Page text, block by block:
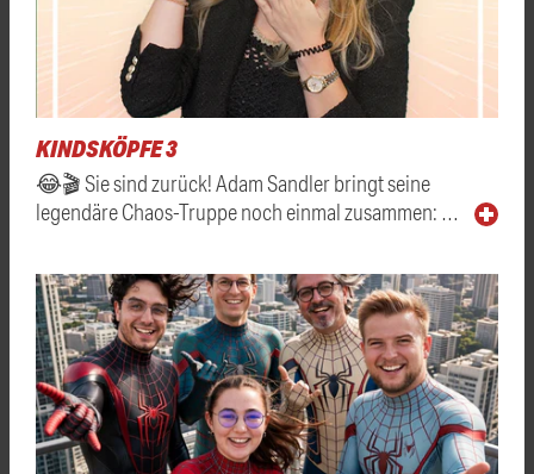
KINDSKÖPFE 3
😂🎬 Sie sind zurück! Adam Sandler bringt seine
legendäre Chaos-Truppe noch einmal zusammen: …